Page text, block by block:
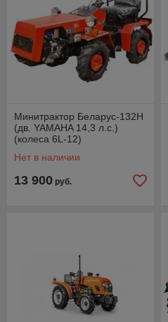
Минитрактор Беларус-132Н
(дв. YAMAHA 14,3 л.с.)
(колеса 6L-12)
Нет в наличии
13 900 руб.